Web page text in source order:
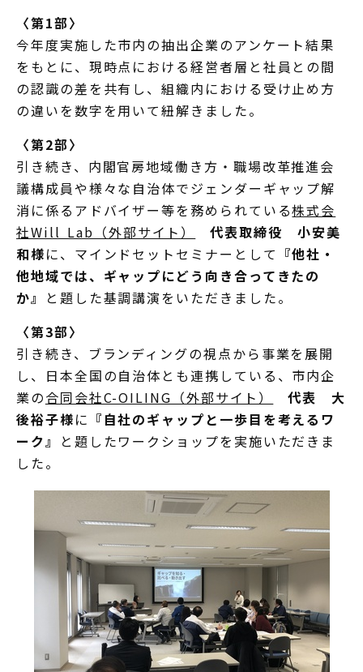
〈第1部〉
今年度実施した市内の抽出企業のアンケート結果
をもとに、現時点における経営者層と社員との間
の認識の差を共有し、組織内における受け止め方
の違いを数字を用いて紐解きました。
〈第2部〉
引き続き、内閣官房地域働き方・職場改革推進会
議構成員や様々な自治体でジェンダーギャップ解
消に係るアドバイザー等を務められている株式会
社Will Lab（外部サイト）
代表取締役 小安美
和様に、マインドセットセミナーとして 『他社・
他地域では、ギャップにどう向き合ってきたの
か』
と題した基調講演をいただきました。
〈第3部〉
引き続き、ブランディングの視点から事業を展開
し、日本全国の自治体とも連携している、市内企
業の合同会社C-OILING（外部サイト）
代表 大
後裕子様に 『自社のギャップと一歩目を考えるワ
ーク』
と題したワークショップを実施いただきま
した。